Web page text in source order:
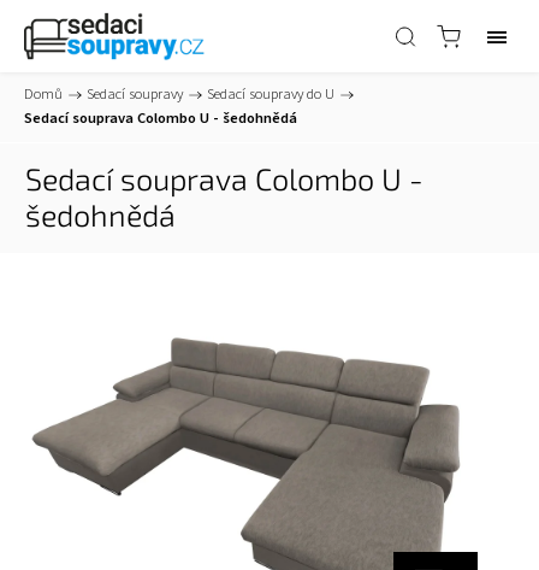
Domů / Sedací soupravy / Sedací soupravy do U /
Sedací souprava Colombo U - šedohnědá
Sedací souprava Colombo U -
šedohnědá